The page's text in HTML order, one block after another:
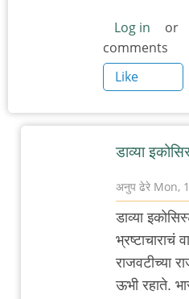
Log in or
comments
Like
डाव्या
अनुप ढेरे Mon,
to
प्रकाटाआ
डाव्या
भ्रष्टाचाराचं
राजवटीच्या
ऊभी रहाते.